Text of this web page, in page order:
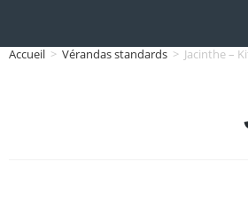
Accueil > Vérandas standards > Jacinthe –